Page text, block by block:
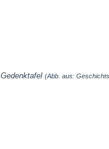
Gedenktafel(Abb. aus: